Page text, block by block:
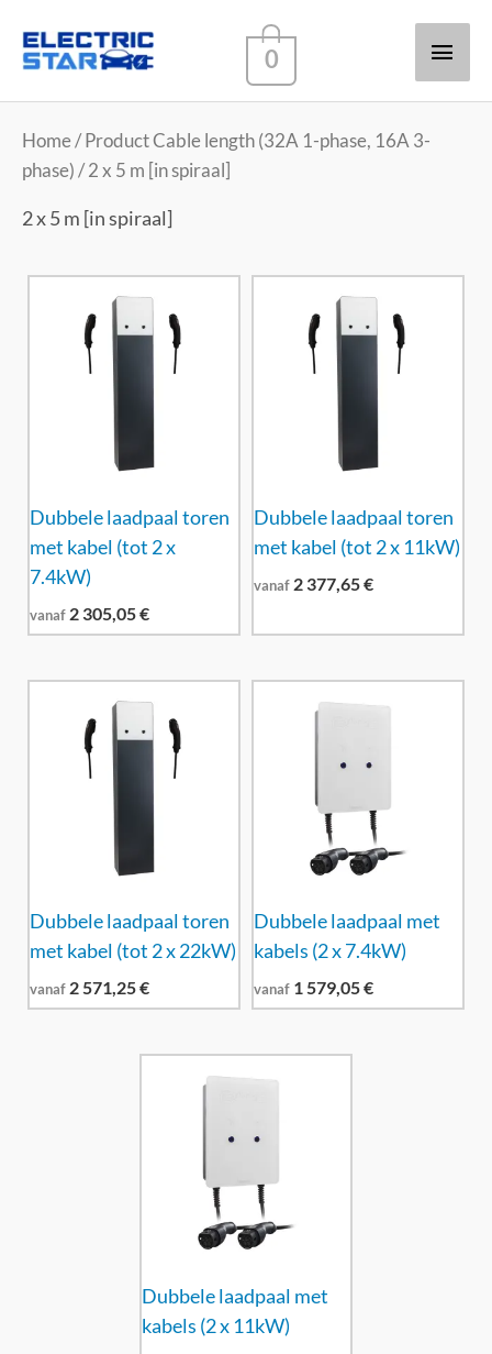
0
Home/ Product Cable length (32A 1-phase, 16A 3-
phase) / 2 x 5 m [in spiraal]
2 x 5 m [in spiraal]
Dubbele laadpaal toren
met kabel (tot 2 x
7.4kW)
vanaf 2 305,05€
Dubbele laadpaal toren
met kabel (tot 2 x 11kW)
vanaf 2 377,65€
Dubbele laadpaal toren
met kabel (tot 2 x 22kW)
vanaf 2 571,25€
Dubbele laadpaal met
kabels (2 x 7.4kW)
vanaf 1 579,05€
Dubbele laadpaal met
kabels (2 x 11kW)